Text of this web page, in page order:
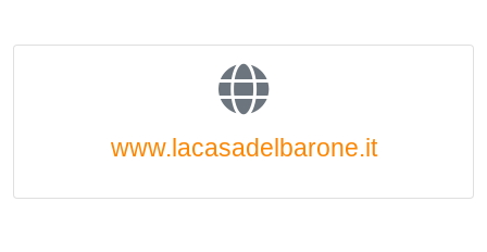
www.lacasadelbarone.it